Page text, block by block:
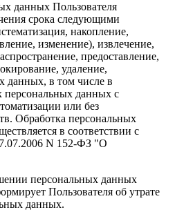
данных Пользователя
срока следующими
накопление,
изменение), извлечение,
предоставление,
удаление,
данных, в том числе в
данных с
или без
Обработка персональных
в соответствии с
N 152-ФЗ "О
персональных данных
Пользователя об утрате
данных.